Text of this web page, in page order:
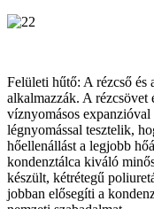
Felületi hűtő: A rézcső és
alkalmazzák. A rézcsövet
víznyomásos expanzióval
légnyomással tesztelik,
hőellenállást a legjobb
kondenztálca kiváló
készült, kétrétegű
jobban elősegíti a